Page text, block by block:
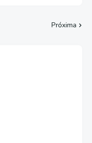
Próxima